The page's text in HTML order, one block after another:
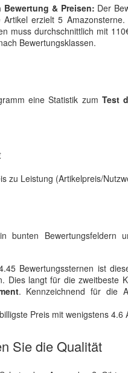
& Preisen: Der
erzielt 5 Amazonsterne.
muss durchschnittlich mit
Bewertungsklassen.
eine Statistik zum Test
zu Leistung (Artikelpreis/
bunten Bewertungsfeldern
Bewertungssternen ist
Dies langt für die zweitbeste
. Kennzeichnend für die
Preis mit wenigstens
Sie die Qualität